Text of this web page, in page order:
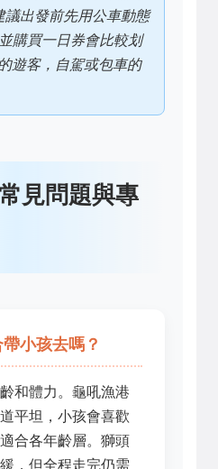
議出發前先用公車動態
購買一日券會比較划
遊客，自駕或包車的
見問題與專
小孩去嗎？
和體力。龜吼漁港
平坦，小孩會喜歡
合各年齡層。獅頭
，但全程走完仍需